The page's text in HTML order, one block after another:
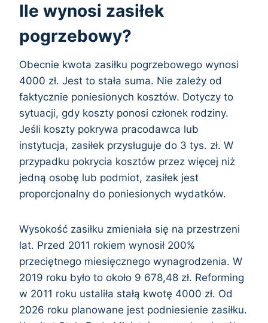
Ile wynosi zasiłek
pogrzebowy?
Obecnie kwota zasiłku pogrzebowego wynosi
4000 zł. Jest to stała suma. Nie zależy od
faktycznie poniesionych kosztów. Dotyczy to
sytuacji, gdy koszty ponosi członek rodziny.
Jeśli koszty pokrywa pracodawca lub
instytucja, zasiłek przysługuje do 3 tys. zł. W
przypadku pokrycia kosztów przez więcej niż
jedną osobę lub podmiot, zasiłek jest
proporcjonalny do poniesionych wydatków.
Wysokość zasiłku zmieniała się na przestrzeni
lat. Przed 2011 rokiem wynosił 200%
przeciętnego miesięcznego wynagrodzenia. W
2019 roku było to około 9 678,48 zł. Reforming
w 2011 roku ustaliła stałą kwotę 4000 zł. Od
2026 roku planowane jest podniesienie zasiłku.